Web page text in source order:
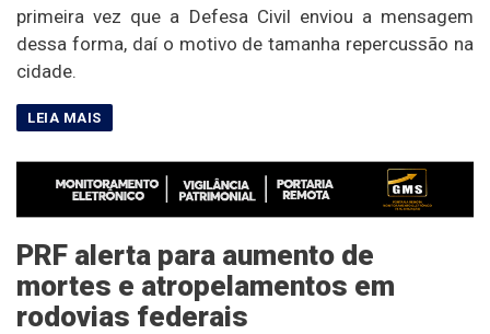
primeira vez que a Defesa Civil enviou a mensagem
dessa forma, daí o motivo de tamanha repercussão na
cidade.
PRF alerta para aumento de
mortes e atropelamentos em
rodovias federais